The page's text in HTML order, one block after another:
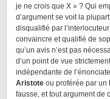
je ne crois que X » ? Qui
d’argument se voit la
disqualifié par
convaincre et qualifié de
qu’un avis n’est pas
d’un point de vue
indépendante de
Aristote ou proférée par un
fausse, et tout argument de